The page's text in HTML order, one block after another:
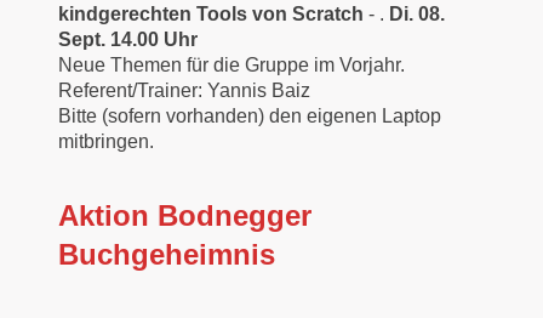
kindgerechten Tools von Scratch - . Di. 08.
Sept. 14.00 Uhr
Neue Themen für die Gruppe im Vorjahr.
Referent/Trainer: Yannis Baiz
Bitte (sofern vorhanden) den eigenen Laptop
mitbringen.
Aktion Bodnegger
Buchgeheimnis